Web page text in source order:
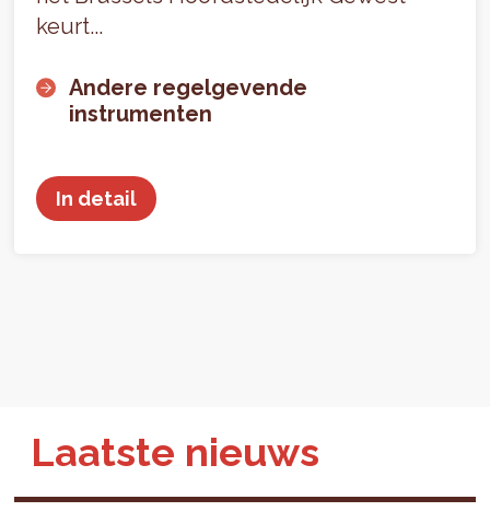
keurt...
Andere regelgevende
instrumenten
In detail
Laatste nieuws